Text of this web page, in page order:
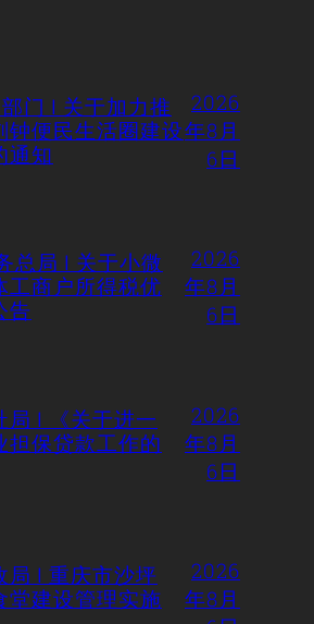
门 | 关于加力推
钟便民生活圈建设
通知
2026
年8月
6日
总局 | 关于小微
工商户所得税优
告
2026
年8月
6日
局 | 《关于进一
担保贷款工作的
2026
年8月
6日
局 | 重庆市沙坪
堂建设管理实施
2026
年8月